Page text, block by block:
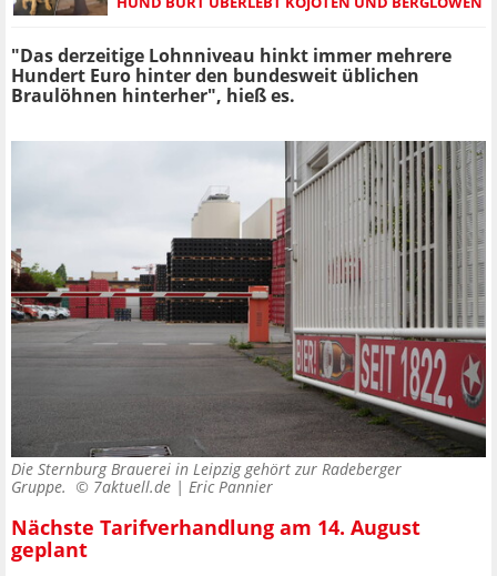
"Das derzeitige Lohnniveau hinkt immer mehrere
Hundert Euro hinter den bundesweit üblichen
Braulöhnen hinterher", hieß es.
Die Sternburg Brauerei in Leipzig gehört zur Radeberger
Gruppe. © 7aktuell.de | Eric Pannier
Nächste Tarifverhandlung am 14. August
geplant